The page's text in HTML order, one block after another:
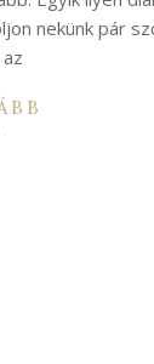
nekünk pár